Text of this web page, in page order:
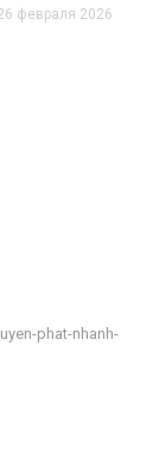
февраля 2026
phat-nhanh-